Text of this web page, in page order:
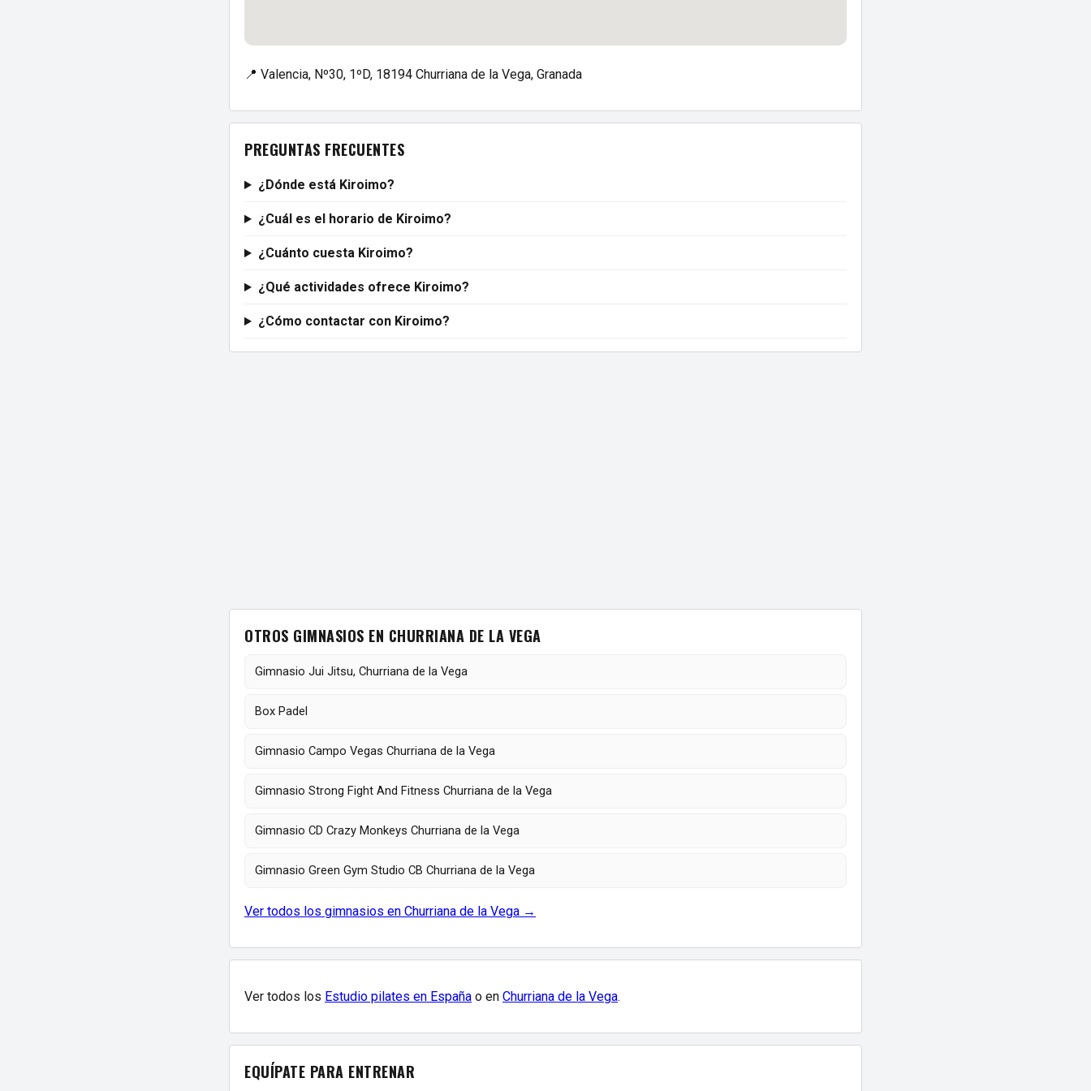
📍 Valencia, Nº30, 1ºD, 18194 Churriana de la Vega, Granada
PREGUNTAS FRECUENTES
¿Dónde está Kiroimo?
¿Cuál es el horario de Kiroimo?
¿Cuánto cuesta Kiroimo?
¿Qué actividades ofrece Kiroimo?
¿Cómo contactar con Kiroimo?
OTROS GIMNASIOS EN CHURRIANA DE LA VEGA
Gimnasio Jui Jitsu, Churriana de la Vega
Box Padel
Gimnasio Campo Vegas Churriana de la Vega
Gimnasio Strong Fight And Fitness Churriana de la Vega
Gimnasio CD Crazy Monkeys Churriana de la Vega
Gimnasio Green Gym Studio CB Churriana de la Vega
Ver todos los gimnasios en Churriana de la Vega →
Ver todos los Estudio pilates en España o en Churriana de la Vega.
EQUÍPATE PARA ENTRENAR